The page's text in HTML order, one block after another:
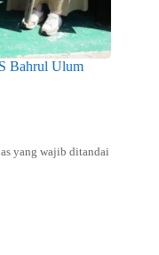
Bahrul Ulum
yang wajib ditandai